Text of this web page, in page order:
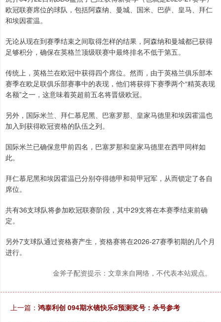
欧冠联赛席位的球队，包括阿森纳、曼城、国米、巴萨、皇马、拜仁
和埃因霍温。
无论从现在到赛季结束之间取得怎样的结果，阿森纳和曼城都已获得
足够积分，确保在英格兰顶级联赛中最终排名不低于第五。
传统上，英格兰在欧冠中获得四个席位。然而，由于英格兰俱乐部本
赛季在欧足联俱乐部赛事中的表现，他们将获得下赛季两个“精英表现
名额”之一，这意味着英超前五名将晋级欧冠。
另外，国际米兰、拜仁慕尼黑、巴塞罗那、皇家马德里和埃因霍温也
加入到获得欧冠资格的队伍之列。
国际米兰已确保意甲前四名，巴塞罗那和皇家马德里在西甲同样如
此。
拜仁慕尼黑和埃因霍温已分别夺得德甲和荷甲冠军，从而锁定了各自
席位。
共有36支球队将参加欧冠联赛阶段，其中29支将在本赛季结束前确
定。
另外7支球队通过资格赛产生，资格赛将在2026-27赛季初期的几个月
进行。
金斧子配资提示：文章来自网络，不代表本站观点。
上一篇： 鸿泰利创 094期水镜快乐8预测奖号：杀号参考